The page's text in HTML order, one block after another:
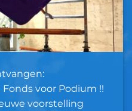
Fonds voor Podium !!
voorstelling